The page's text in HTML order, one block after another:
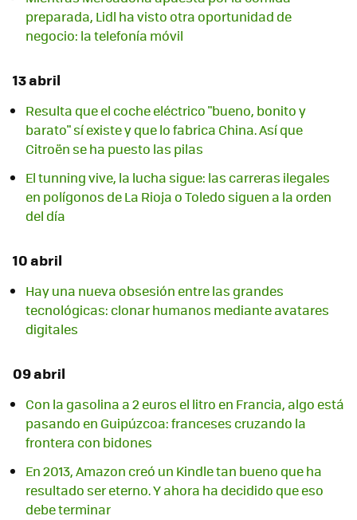
preparada, Lidl ha visto otra oportunidad de
negocio: la telefonía móvil
13 abril
Resulta que el coche eléctrico "bueno, bonito y
barato" sí existe y que lo fabrica China. Así que
Citroën se ha puesto las pilas
El tunning vive, la lucha sigue: las carreras ilegales
en polígonos de La Rioja o Toledo siguen a la orden
del día
10 abril
Hay una nueva obsesión entre las grandes
tecnológicas: clonar humanos mediante avatares
digitales
09 abril
Con la gasolina a 2 euros el litro en Francia, algo está
pasando en Guipúzcoa: franceses cruzando la
frontera con bidones
En 2013, Amazon creó un Kindle tan bueno que ha
resultado ser eterno. Y ahora ha decidido que eso
debe terminar